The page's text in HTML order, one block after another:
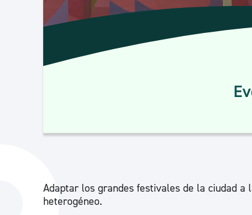
Infancia y juventud
La ciudad
Adaptar los grandes festivales de la ciudad a
heterogéneo.